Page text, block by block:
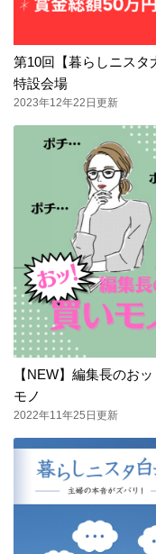
第10回【暮らしニスタ
特設会場
2023年12年22日更新
【NEW】編集長のお
モノ
2022年11年25日更新